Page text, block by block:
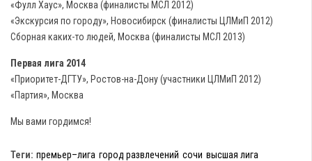
«Фулл Хаус», Москва (финалисты МСЛ 2012)
«Экскурсия по городу», Новосибирск (финалисты ЦЛМиП 2012)
Сборная каких-то людей, Москва (финалисты МСЛ 2013)
Первая лига 2014
«Приоритет-ДГТУ», Ростов-на-Дону (участники ЦЛМиП 2012)
«Партия», Москва
Мы вами гордимся!
Теги: премьер–лига город развлечений сочи высшая лига